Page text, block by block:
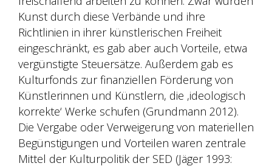
Kunst durch diese Verbände und ihre
Richtlinien in ihrer künstlerischen Freiheit
eingeschränkt, es gab aber auch Vorteile, etwa
vergünstigte Steuersätze. Außerdem gab es
Kulturfonds zur finanziellen Förderung von
Künstlerinnen und Künstlern, die ‚ideologisch
korrekte‘ Werke schufen (Grundmann 2012).
Die Vergabe oder Verweigerung von materiellen
Begünstigungen und Vorteilen waren zentrale
Mittel der Kulturpolitik der SED (Jäger 1993: